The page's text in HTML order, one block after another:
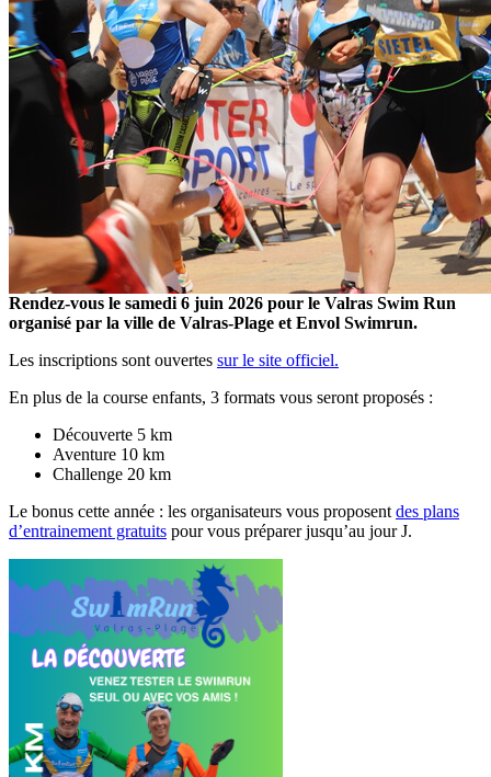
Rendez-vous le samedi 6 juin 2026 pour le Valras Swim Run
organisé par la ville de Valras-Plage et Envol Swimrun.
Les inscriptions sont ouvertes sur le site officiel.
En plus de la course enfants, 3 formats vous seront proposés :
Découverte 5 km
Aventure 10 km
Challenge 20 km
Le bonus cette année : les organisateurs vous proposent des plans
d’entrainement gratuits pour vous préparer jusqu’au jour J.